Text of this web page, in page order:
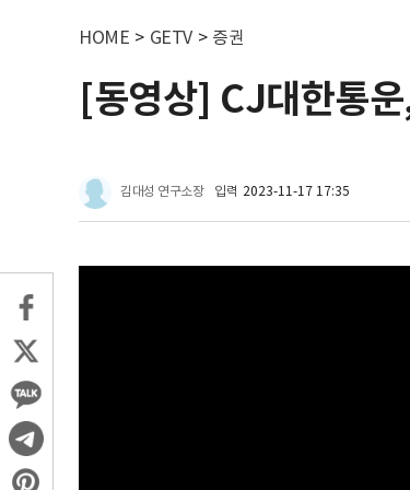
HOME > GETV > 증권
[동영상] CJ대한통
김대성 연구소장 입력 2023-11-17 17:35